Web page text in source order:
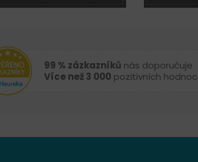
99 % zázkazníků nás doporučuje
Více než 3 000 pozitivních